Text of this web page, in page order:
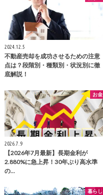
2024.12.5
不動産売却を成功させるための注意
点は？段階別・種類別・状況別に徹
底解説！
お金
2026.7.9
【2026年7月最新】長期金利が
2.880%に急上昇！30年ぶり高水準
の…
暮らし